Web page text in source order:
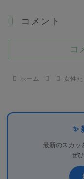
コメント
コ
ホーム 女性
✨
最新のスカッ
ぜ